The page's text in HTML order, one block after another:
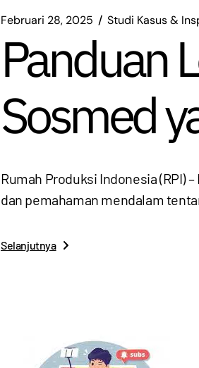
Februari 28, 2025 Studi Kasus &
Panduan
Sosmed
Rumah Produksi Indonesia (RPI)
dan pemahaman mendalam
Selanjutnya